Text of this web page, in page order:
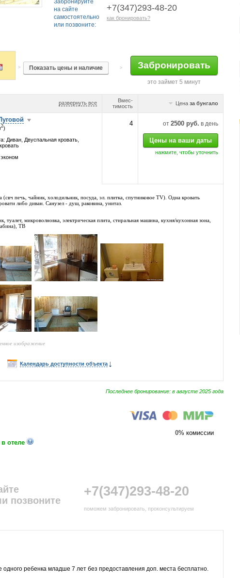
Забронируйте
на сайте
самостоятельно
или позвоните:
+7(347)293-48-20
как бронировать?
> >
это займет 5 минут
развернуть все
Вмес-
тимость
Цена за бунгало
2)
Диван, Двуспальная кровать,
4 от 2500 руб. в день
нажмите, чтобы уточнить
печь, чайник, холодильник, посуда, эл. плитка, спутниковое TV). Одна кровать
либо диван. Санузел - душ, раковина, унитаз.
туалет, микроволновка, электрическая плита, стиральная машина, кухня/кухонная зона,
ТВ
изображение
Календарь доступности объекта
Последнее бронирование: в августе 2025 года
0% комиссии
отеле
+7(347)293-48-20
поможем забронировать, проконсультируем
позвоните
одного ребенка младше 7 лет без предоставления доп. места бесплатно.